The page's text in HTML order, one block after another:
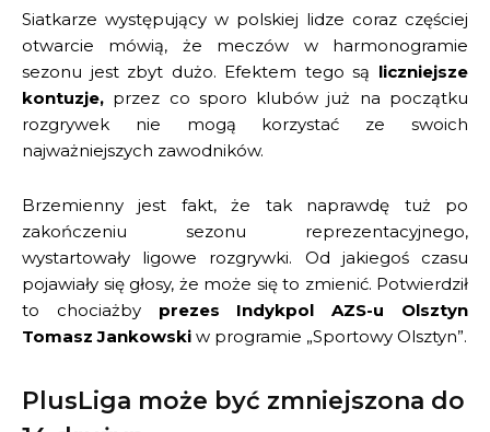
Siatkarze występujący w polskiej lidze coraz częściej
otwarcie mówią, że meczów w harmonogramie
sezonu jest zbyt dużo. Efektem tego są liczniejsze
kontuzje, przez co sporo klubów już na początku
rozgrywek nie mogą korzystać ze swoich
najważniejszych zawodników.
Brzemienny jest fakt, że tak naprawdę tuż po
zakończeniu sezonu reprezentacyjnego,
wystartowały ligowe rozgrywki. Od jakiegoś czasu
pojawiały się głosy, że może się to zmienić. Potwierdził
to chociażby prezes Indykpol AZS-u Olsztyn
Tomasz Jankowski w programie „Sportowy Olsztyn”.
PlusLiga może być zmniejszona do